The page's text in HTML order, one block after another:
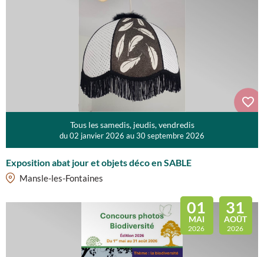
Tous les samedis, jeudis, vendredis
du 02 janvier 2026 au 30 septembre 2026
Exposition abat jour et objets déco en SABLE
Mansle-les-Fontaines
01
MAI
2026
31
AOÛT
2026